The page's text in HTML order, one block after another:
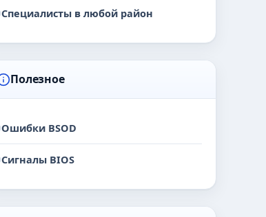
Специалисты в любой район
Полезное
Ошибки BSOD
Сигналы BIOS